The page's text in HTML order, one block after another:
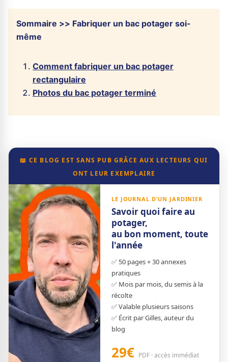
Sommaire >> Fabriquer un bac potager soi-
même
Comment fabriquer un bac potager
rectangulaire
Photos du bac potager terminé
📖 CE BLOG EST SANS PUB GRÂCE AUX LECTEURS QUI
ONT LEUR EXEMPLAIRE
LE JOURNAL D'UN JARDINIER
Savoir quoi faire au
potager,
au bon moment, toute
l'année
✅ 50 pages + 30 annexes
pratiques
✅ Mois par mois, du semis à la
récolte
✅ Valable plusieurs saisons
✅ Écrit par Gilles, auteur du
blog
29€ PDF · accès immédiat